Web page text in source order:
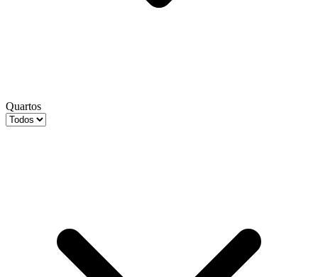
Quartos